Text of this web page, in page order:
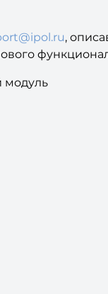
,
модуль